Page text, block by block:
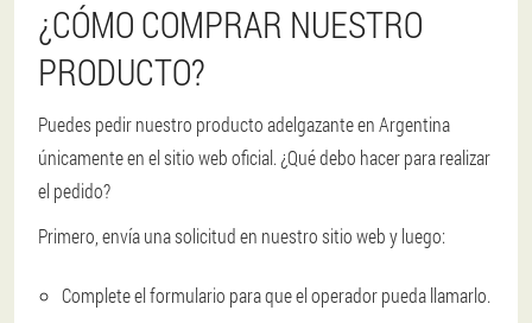
¿CÓMO COMPRAR NUESTRO
PRODUCTO?
Puedes pedir nuestro producto adelgazante en Argentina
únicamente en el sitio web oficial. ¿Qué debo hacer para realizar
el pedido?
Primero, envía una solicitud en nuestro sitio web y luego:
Complete el formulario para que el operador pueda llamarlo.